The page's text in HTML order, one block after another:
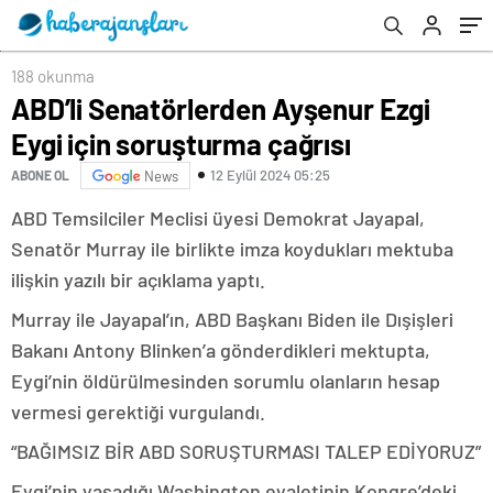
188 okunma
ABD’li Senatörlerden Ayşenur Ezgi
Eygi için soruşturma çağrısı
ABONE OL News 12 Eylül 2024 05:25
ABD Temsilciler Meclisi üyesi Demokrat Jayapal,
Senatör Murray ile birlikte imza koydukları mektuba
ilişkin yazılı bir açıklama yaptı.
Murray ile Jayapal’ın, ABD Başkanı Biden ile Dışişleri
Bakanı Antony Blinken’a gönderdikleri mektupta,
Eygi’nin öldürülmesinden sorumlu olanların hesap
vermesi gerektiği vurgulandı.
“BAĞIMSIZ BİR ABD SORUŞTURMASI TALEP EDİYORUZ”
sonuçları açıklandı mı?